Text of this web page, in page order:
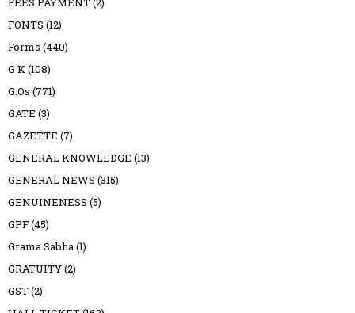
FONTS (12)
Forms (440)
G K(108)
G.Os (771)
GATE (3)
GAZETTE (7)
GENERAL KNOWLEDGE (13)
GENERAL NEWS (315)
GENUINENESS (5)
GPF(45)
Grama Sabha(1)
GRATUITY(2)
GST(2)